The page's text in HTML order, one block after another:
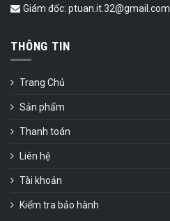
Giám đốc: ptuan.it.32@gmail.com
THÔNG TIN
Trang Chủ
Sản phẩm
Thanh toán
Liên hệ
Tài khoản
Kiểm tra bảo hành